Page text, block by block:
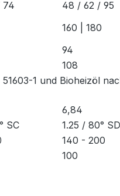
74
48 / 62 / 95
160 | 180
94
108
1 und Bioheizöl
6,84
SC
1.25 / 80° SD
140 - 200
100